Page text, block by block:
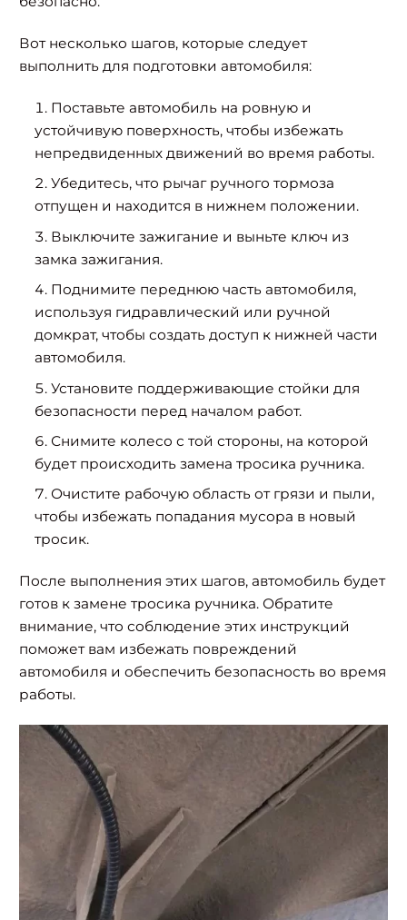
Вот несколько шагов, которые следует
выполнить для подготовки автомобиля:
Поставьте автомобиль на ровную и
устойчивую поверхность, чтобы избежать
непредвиденных движений во время работы.
Убедитесь, что рычаг ручного тормоза
отпущен и находится в нижнем положении.
Выключите зажигание и выньте ключ из
замка зажигания.
Поднимите переднюю часть автомобиля,
используя гидравлический или ручной
домкрат, чтобы создать доступ к нижней части
автомобиля.
Установите поддерживающие стойки для
безопасности перед началом работ.
Снимите колесо с той стороны, на которой
будет происходить замена тросика ручника.
Очистите рабочую область от грязи и пыли,
чтобы избежать попадания мусора в новый
тросик.
После выполнения этих шагов, автомобиль будет
готов к замене тросика ручника. Обратите
внимание, что соблюдение этих инструкций
поможет вам избежать повреждений
автомобиля и обеспечить безопасность во время
работы.